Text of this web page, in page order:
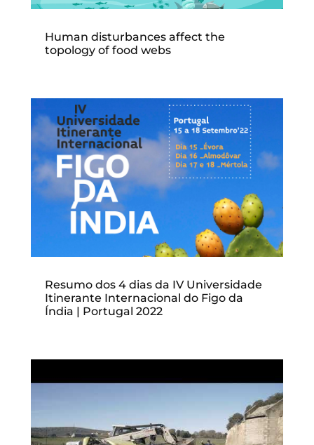
Human disturbances affect the
topology of food webs
Resumo dos 4 dias da IV Universidade
Itinerante Internacional do Figo da
Índia | Portugal 2022